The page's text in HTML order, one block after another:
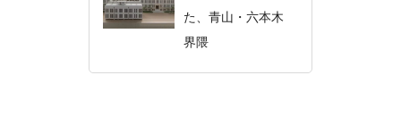
た、青山・六本木
界隈